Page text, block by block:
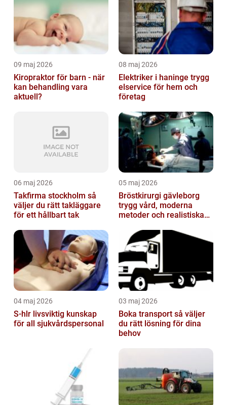
09 maj 2026
Kiropraktor för barn - när
kan behandling vara
aktuell?
08 maj 2026
Elektriker i haninge trygg
elservice för hem och
företag
06 maj 2026
Takfirma stockholm så
väljer du rätt takläggare
för ett hållbart tak
05 maj 2026
Bröstkirurgi gävleborg
trygg vård, moderna
metoder och realistiska
04 maj 2026
S-hlr livsviktig kunskap
för all sjukvårdspersonal
03 maj 2026
Boka transport så väljer
du rätt lösning för dina
behov